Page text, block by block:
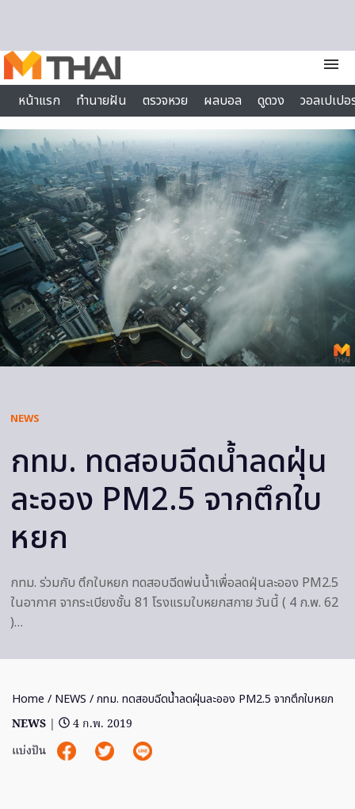
menu
หน้าแรก
ทำนายฝัน ตรวจหวย ผลบอล ดูดวง
วอลเปเป
ไลฟ์สไตล์
NEWS
กทม. ทดสอบฉีดน้ำลดฝุ่น
ละออง PM2.5 จากตึกใบ
หยก
กทม. ร่วมกับ ตึกใบหยก ทดสอบฉีดพ่นน้ำเพื่อลดฝุ่นละออง PM2.5
ในอากาศ จากระเบียงชั้น 81 โรงแรมใบหยกสกาย วันนี้ ( 4 ก.พ. 62
)…
Home / NEWS / กทม. ทดสอบฉีดน้ำลดฝุ่นละออง PM2.5 จากตึกใบหยก
NEWS |
4 ก.พ. 2019
แบ่งปัน